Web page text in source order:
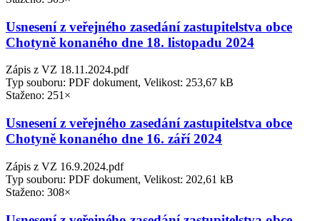
Usnesení z veřejného zasedání zastupitelstva obce
Chotyně konaného dne 18. listopadu 2024
Zápis z VZ 18.11.2024.pdf
Typ souboru: PDF dokument, Velikost: 253,67 kB
Staženo: 251×
Usnesení z veřejného zasedání zastupitelstva obce
Chotyně konaného dne 16. září 2024
Zápis z VZ 16.9.2024.pdf
Typ souboru: PDF dokument, Velikost: 202,61 kB
Staženo: 308×